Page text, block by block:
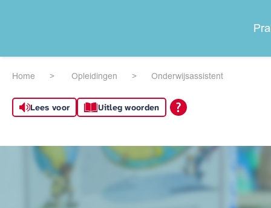
Home Opleidingen Onderwijsassistent
Lees voor Uitleg woorden